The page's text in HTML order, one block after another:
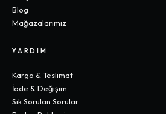
Blog
Mağazalarımız
YARDIM
Kargo & Teslimat
İade & Değişim
Sık Sorulan Sorular